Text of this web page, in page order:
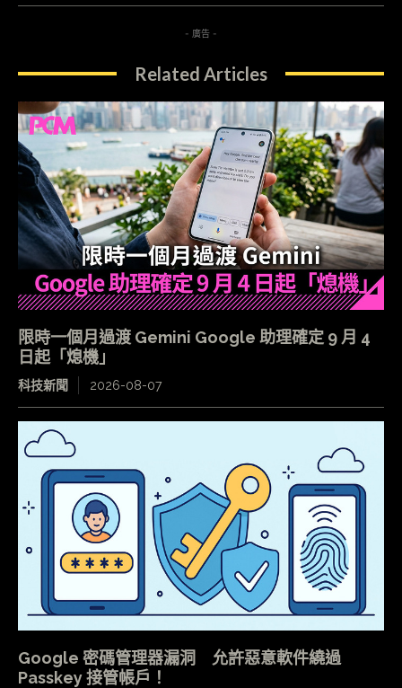
- 廣告 -
Related Articles
限時一個月過渡 Gemini Google 助理確定 9 月 4
日起「熄機」
科技新聞 2026-08-07
Google 密碼管理器漏洞 允許惡意軟件繞過
Passkey 接管帳戶！